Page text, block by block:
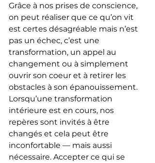
Grâce à nos prises de conscience,
on peut réaliser que ce qu’on vit
est certes désagréable mais n’est
pas un échec, c’est une
transformation, un appel au
changement ou à simplement
ouvrir son coeur et à retirer les
obstacles à son épanouissement.
Lorsqu’une transformation
intérieure est en cours, nos
repères sont invités à être
changés et cela peut être
inconfortable — mais aussi
nécessaire. Accepter ce qui se